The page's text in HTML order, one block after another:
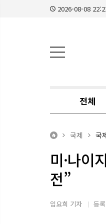
2026-08-08
전체
국제 국
미·나이
전”
임요희 기자 등